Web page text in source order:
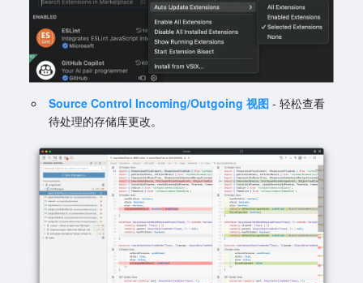
Source Control Incoming/Outgoing 视图 - 轻松查看
待处理的存储库更改。